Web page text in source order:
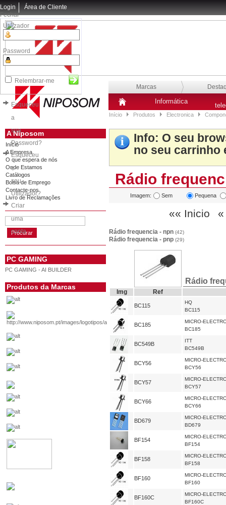
Login
Fechar
Utilizador
Password
Relembrar-me
Esqueceu
a
sua
Password?
Esqueceu
o
seu
Utilizador?
Criar
uma
conta
Área de Cliente
Marcas
Informática
Início Produtos Electronica
A Niposom
Início
A Empresa
O que espera de nós
Onde Estamos
Catálogos
Bolsa de Emprego
Contacte-nos
Livro de Reclamações
PC GAMING
PC GAMING - AI BUILDER
Produtos da Marcas
Info: O seu
no seu carrinho
Rádio
Imagem: Sem Pequena
«« Inicio «
Rádio frequencia - npn (42)
Rádio frequencia - pnp (29)
Rádio
Img Ref
BC115
HQ
BC115
BC185
MICRO-
BC185
BC549B
ITT
BC549B
BCY56
MICRO-
BCY56
BCY57
MICRO-
BCY57
BCY66
MICRO-
BCY66
BD679
MICRO-
BD679
BF154
MICRO-
BF154
BF158
MICRO-
BF158
BF160
MICRO-
BF160
BF160C
MICRO-
BF160C